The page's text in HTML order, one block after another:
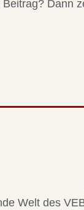
Dann
Welt des